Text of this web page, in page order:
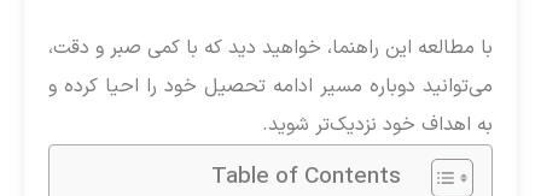
با مطالعه این راهنما، خواهید دید که با کمی صبر و دقت،
می‌توانید دوباره مسیر ادامه تحصیل خود را احیا کرده و
به اهداف خود نزدیک‌تر شوید.
Table of Contents